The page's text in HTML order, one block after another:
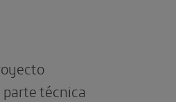
parte técnica